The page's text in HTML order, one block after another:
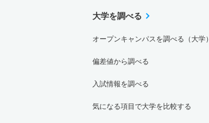
大学を調べる
オープンキャンパスを調べる（大学）
偏差値から調べる
入試情報を調べる
気になる項目で大学を比較する